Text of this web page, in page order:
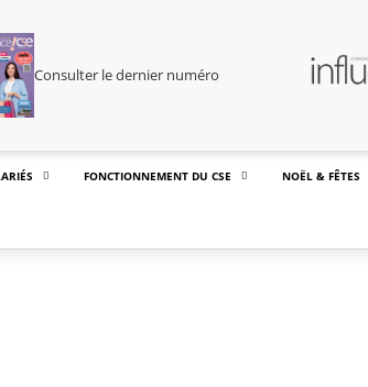
Consulter le dernier numéro
FONCTIONNEMENT DU CSE NOËL & FÊTES